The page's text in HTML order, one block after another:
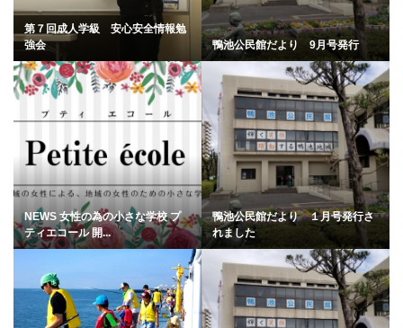
第７回成人学級 安心安全情報勉
強会
鴨池公民館だより 9月号発行
NEWS 女性の為の小さな学校 プ
ティエコール 開...
鴨池公民館だより １月号発行さ
れました